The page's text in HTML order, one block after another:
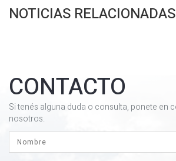
NOTICIAS RELACIONADAS
CONTACTO
Si tenés alguna duda o consulta, ponete en
nosotros.